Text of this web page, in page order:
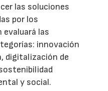
las soluciones
por los
evaluará las
innovación
digitalización de
y social.